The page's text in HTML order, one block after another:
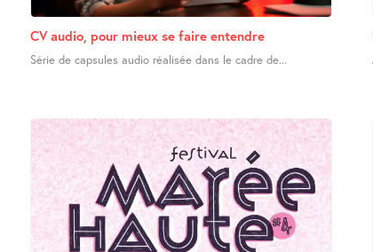
CV audio, pour mieux se faire entendre
Série de capsules audio réalisée dans le cadre de...